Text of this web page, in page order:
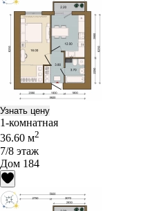
Узнать цену
1-комнатная
36.60 м2
7/8 этаж
Дом 184